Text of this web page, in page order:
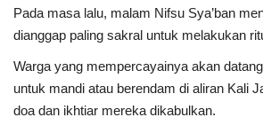
Pada masa lalu, malam Nifsu Sya’ban
dianggap paling sakral untuk melakukan
Warga yang mempercayainya akan
untuk mandi atau berendam di aliran Kali
doa dan ikhtiar mereka dikabulkan.